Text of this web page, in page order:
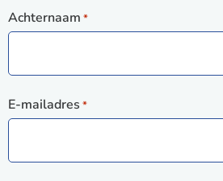
Achternaam *
E-mailadres *